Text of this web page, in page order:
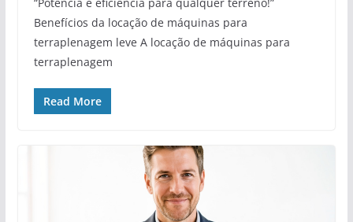
“Potência e eficiência para qualquer terreno!”
Benefícios da locação de máquinas para
terraplenagem leve A locação de máquinas para
terraplenagem
Read More